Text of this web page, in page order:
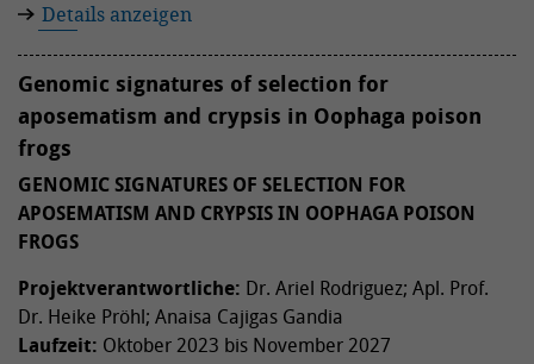
Details anzeigen
Genomic signatures of selection for
aposematism and crypsis in Oophaga poison
frogs
GENOMIC SIGNATURES OF SELECTION FOR
APOSEMATISM AND CRYPSIS IN OOPHAGA POISON
FROGS
Projektverantwortliche: Dr. Ariel Rodriguez; Apl. Prof.
Dr. Heike Pröhl; Anaisa Cajigas Gandia
Laufzeit: Oktober 2023 bis November 2027